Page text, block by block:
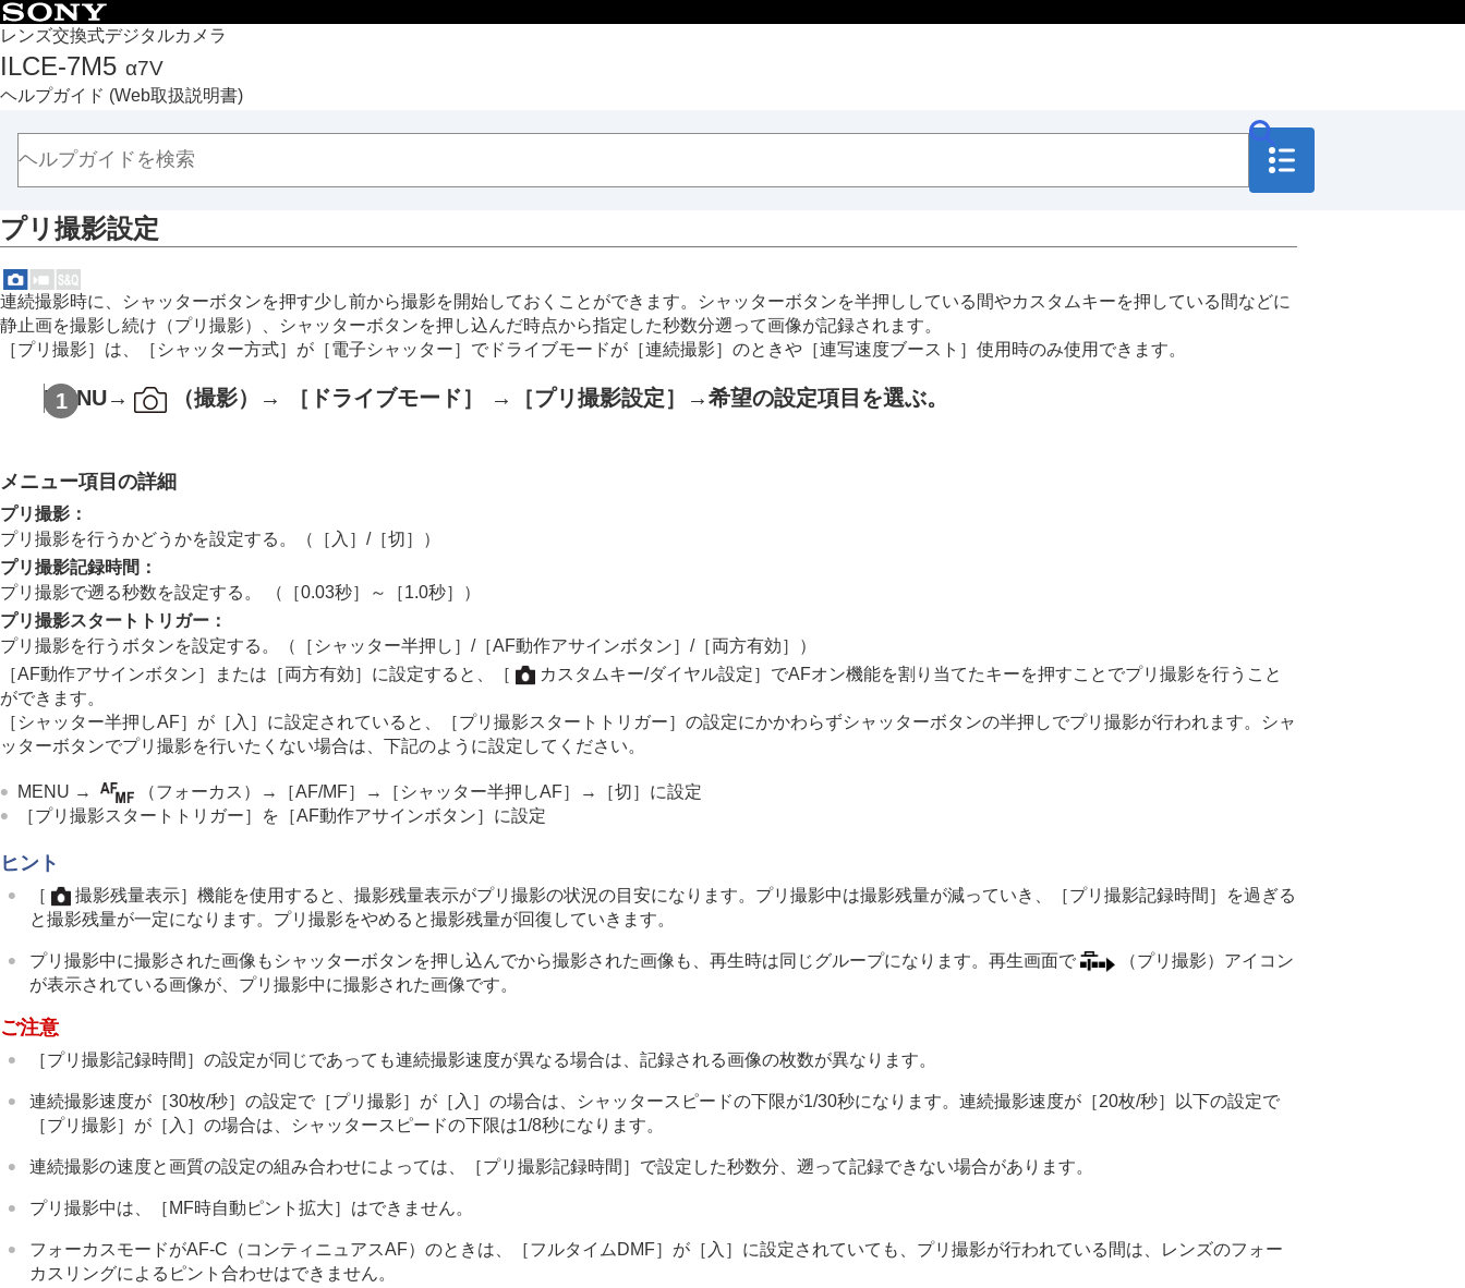
レンズ交換式デジタルカメラ
ILCE-7M5 α7V
ヘルプガイド (Web取扱説明書)
トップページ
ヘルプガイドの使いかた
必ずお読みください
本体と付属品を確認する
本機の基本操作
MENU一覧から機能を探す
撮影機能を活用する
この章の目次
自分撮り動画やVlog撮影に便利な機能
フォーカス機能を使う
ISO感度を選ぶ
ホワイトバランス
Log撮影の設定
画像に効果を加える
ドライブモードを使う（連写/セルフタイマー）
ドライブモード限定
連続撮影
連続撮影の速度
連写速度ブースト
セルフタイマー（1枚）
セルフタイマー（連続）
連続ブラケット
1枚ブラケット
フォーカスブラケット
DROブラケット
ブラケット設定
インターバル撮影機能
より高画質の静止画を撮影する
画質や記録形式を設定する
プリ撮影設定
連続撮影時に、シャッターボタンを押す少し前から撮影を開始しておくことができます。シャッターボタンを半押ししている間やカスタムキーを押している間などに
静止画を撮影し続け（プリ撮影）、シャッターボタンを押し込んだ時点から指定した秒数分遡って画像が記録されます。
［プリ撮影］ は、 ［シャッター方式］ が ［電子シャッター］ でドライブモードが ［連続撮影］ のときや ［連写速度ブースト］ 使用時のみ使用できます。
MENU→ （撮影）→ ［ドライブモード］ → ［プリ撮影設定］ →希望の設定項目を選ぶ。
メニュー項目の詳細
プリ撮影 ：
プリ撮影を行うかどうかを設定する。（
［入］ /［切］
）
プリ撮影記録時間 ：
プリ撮影で遡る秒数を設定する。 （
［0.03秒］ ～ ［1.0秒］
）
プリ撮影スタートトリガー ：
プリ撮影を行うボタンを設定する。（
［シャッター半押し］ /［AF動作アサインボタン］ /［両方有効］
）
［AF動作アサインボタン］
または ［両方有効］ に設定すると、 ［ カスタムキー/ダイヤル設定］ でAFオン機能を割り当てたキーを押すことでプリ撮影を行うこと
ができます。
［シャッター半押しAF］ が ［入］ に設定されていると、 ［プリ撮影スタートトリガー］ の設定にかかわらずシャッターボタンの半押しでプリ撮影が行われます。シャ
ッターボタンでプリ撮影を行いたくない場合は、下記のように設定してください。
MENU → （フォーカス ）→ ［AF/MF］ → ［シャッター半押しAF］ → ［切］ に設定
［プリ撮影スタートトリガー］
を ［AF動作アサインボタン］ に設定
ヒント
［ 撮影残量表示］ 機能を使用すると、撮影残量表示がプリ撮影の状況の目安になります。プリ撮影中は撮影残量が減っていき、 ［プリ撮影記録時間］
を過ぎる
と撮影残量が一定になります。プリ撮影をやめると撮影残量が回復していきます。
プリ撮影中に撮影された画像もシャッターボタンを押し込んでから撮影された画像も、再生時は同じグループになります。再生画面で
（プリ撮影）アイコン
が表示されている画像が、プリ撮影中に撮影された画像です。
ご注意
［プリ撮影記録時間］の設定が同じであっても連続撮影速度が異なる場合は、記録される画像の枚数が異なります。
連続撮影速度が ［30枚/秒］の設定で ［プリ撮影］ が ［入］の場合は、シャッタースピードの下限が1/30秒になります。連続撮影速度が ［20枚/秒］
以下の設定で
［プリ撮影］ が ［入］の場合は、シャッタースピードの下限は1/8秒になります。
連続撮影の速度と画質の設定の組み合わせによっては、 ［プリ撮影記録時間］ で設定した秒数分、遡って記録できない場合があります。
プリ撮影中は、 ［MF時自動ピント拡大］ はできません。
フォーカスモードがAF-C（コンティニュアスAF）のときは、 ［フルタイムDMF］ が ［入］ に設定されていても、プリ撮影が行われている間は、レンズのフォー
カスリングによるピント合わせはできません。